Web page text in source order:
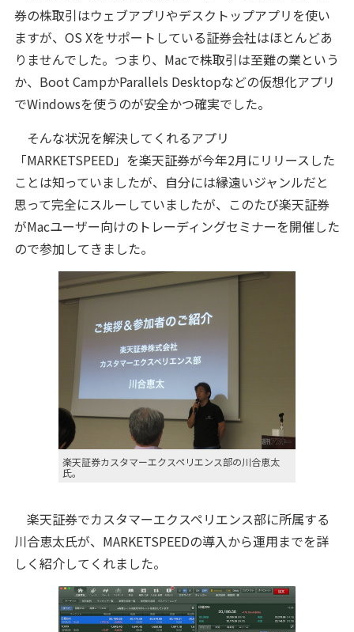
券の株取引はウェブアプリやデスクトップアプリを使い
ますが、OS Xをサポートしている証券会社はほとんどあ
りませんでした。つまり、Macで株取引は至難の業という
か、Boot CampかParallels Desktopなどの仮想化アプリ
でWindowsを使うのが安全かつ確実でした。
そんな状況を解決してくれるアプリ
「MARKETSPEED」を楽天証券が今年2月にリリースした
ことは知っていましたが、自分には縁遠いジャンルだと
思って完全にスルーしていましたが、このたび楽天証券
がMacユーザー向けのトレーディングセミナーを開催した
ので参加してきました。
楽天証券カスタマーエクスペリエンス部の川合恵太
氏。
楽天証券でカスタマーエクスペリエンス部に所属する
川合恵太氏が、MARKETSPEEDの導入から運用までを詳
しく紹介してくれました。